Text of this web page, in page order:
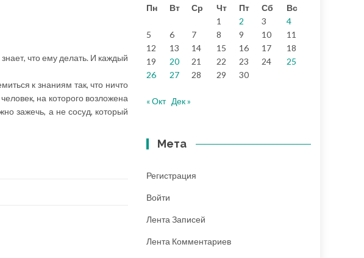
что ему делать. И каждый
к знаниям так, что ничто
на которого возложена
зажечь, а не сосуд, который
Пн
Вт Ср Чт Пт Сб
Вс
1
2 3
4
5
6 7 8 9 10
11
12
13 14 15 16 17
18
19
20 21 22 23 24
25
26
27 28 29 30
« Окт Дек »
Мета
Регистрация
Войти
Лента Записей
Лента Комментариев